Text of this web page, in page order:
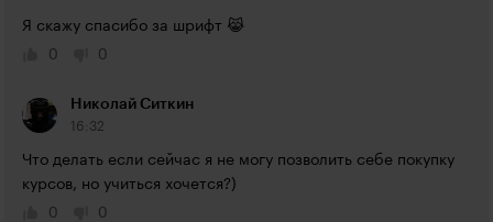
Я скажу спасибо за шрифт 😹
0
0
Николай Ситкин
16:32
Что делать если сейчас я не могу позволить себе покупку
курсов, но учиться хочется?)
0
0